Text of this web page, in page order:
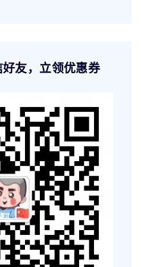
友，立领优惠券